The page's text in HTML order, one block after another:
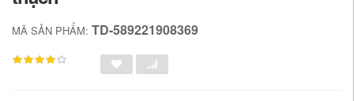
MÃ SẢN PHẨM: TD-589221908369